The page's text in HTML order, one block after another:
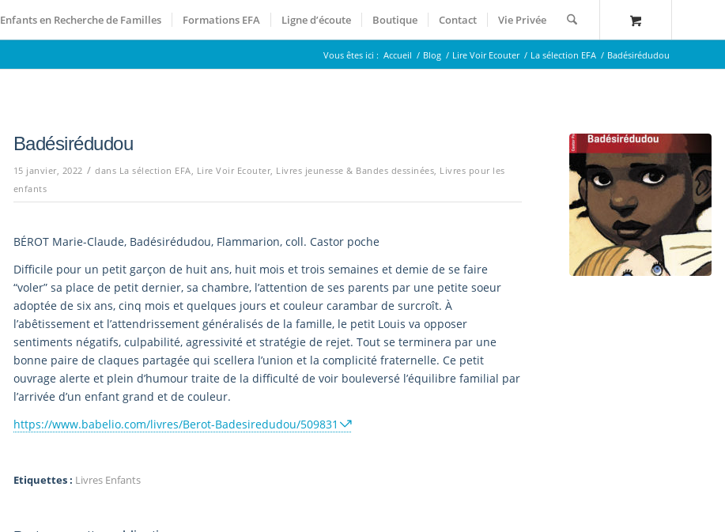
Enfants en Recherche de Familles Formations EFA Ligne d’écoute Boutique Contact Vie Privée
Vous êtes ici : Accueil / Blog / Lire Voir Ecouter / La sélection EFA / Badésirédudou
Badésirédudou
15 janvier, 2022 / dans La sélection EFA, Lire Voir Ecouter, Livres jeunesse & Bandes dessinées, Livres pour les
enfants
BÉROT Marie-Claude, Badésirédudou, Flammarion, coll. Castor poche
Difficile pour un petit garçon de huit ans, huit mois et trois semaines et demie de se faire
“voler” sa place de petit dernier, sa chambre, l’attention de ses parents par une petite soeur
adoptée de six ans, cinq mois et quelques jours et couleur carambar de surcroît. À
l’abêtissement et l’attendrissement généralisés de la famille, le petit Louis va opposer
sentiments négatifs, culpabilité, agressivité et stratégie de rejet. Tout se terminera par une
bonne paire de claques partagée qui scellera l’union et la complicité fraternelle. Ce petit
ouvrage alerte et plein d’humour traite de la difficulté de voir bouleversé l’équilibre familial par
l’arrivée d’un enfant grand et de couleur.
https://www.babelio.com/livres/Berot-Badesiredudou/509831
Etiquettes : Livres Enfants